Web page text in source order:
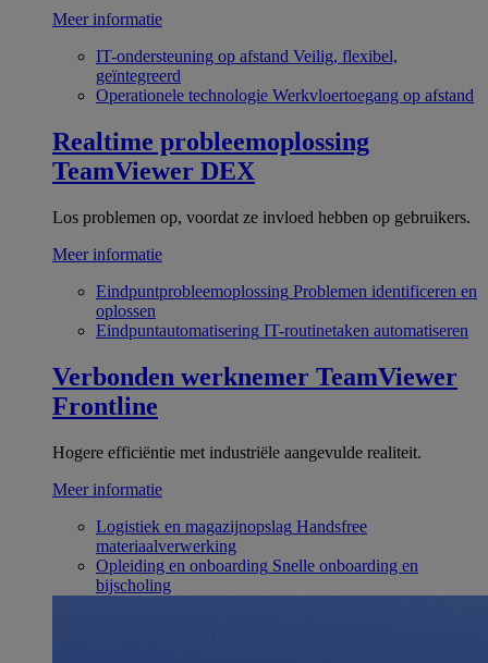
Meer informatie
IT-ondersteuning op afstand Veilig, flexibel,
geïntegreerd
Operationele technologie Werkvloertoegang op afstand
Realtime probleemoplossing
TeamViewer DEX
Los problemen op, voordat ze invloed hebben op gebruikers.
Meer informatie
Eindpuntprobleemoplossing Problemen identificeren en
oplossen
Eindpuntautomatisering IT-routinetaken automatiseren
Verbonden werknemer TeamViewer
Frontline
Hogere efficiëntie met industriële aangevulde realiteit.
Meer informatie
Logistiek en magazijnopslag Handsfree
materiaalverwerking
Opleiding en onboarding Snelle onboarding en
bijscholing